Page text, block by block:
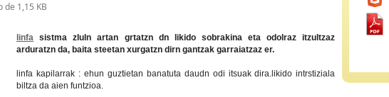
de 1,15 KB
linfa sistma zluln artan grtatzn dn likido sobrakina eta odolraz itzultzaz
arduratzn da, baita steetan xurgatzn dirn gantzak garraiatzaz er.
linfa kapilarrak : ehun guztietan banatuta daudn odi itsuak dira.likido intrstiziala
biltza da aien funtzioa.